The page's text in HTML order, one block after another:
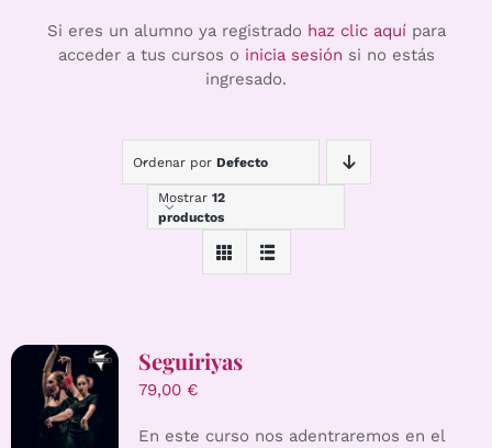
Si eres un alumno ya registrado haz clic aquípara
acceder a tus cursos o inicia sesión si no estás
ingresado.
Ordenar por Defecto
Mostrar 12
productos
Seguiriyas
79,00 €
En este curso nos adentraremos en el